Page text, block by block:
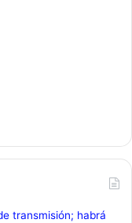
transmisión; habrá